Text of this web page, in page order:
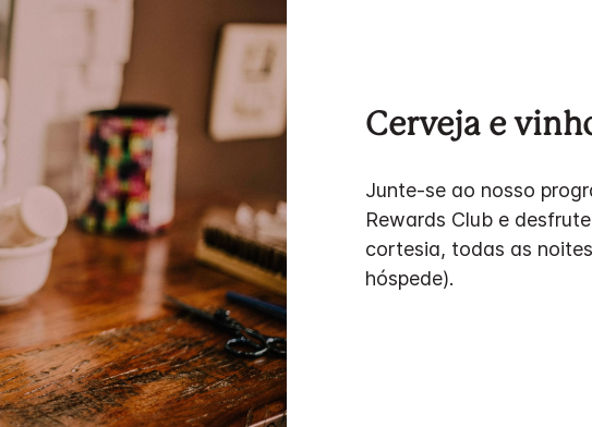
Cerveja e
Junte-se ao nosso
Rewards Club e
cortesia, todas as
hóspede).